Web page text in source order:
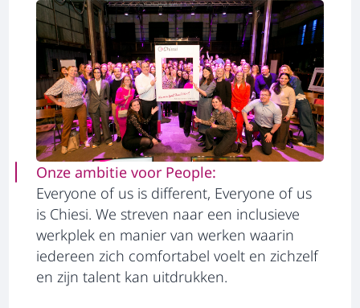
Onze ambitie voor People:
Everyone of us is different, Everyone of us
is Chiesi. We streven naar een inclusieve
werkplek en manier van werken waarin
iedereen zich comfortabel voelt en zichzelf
en zijn talent kan uitdrukken.